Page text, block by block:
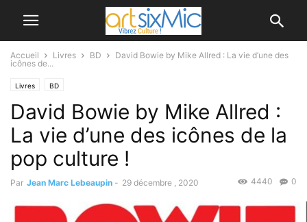
Accueil Livres BD
David Bowie by Mike Allred : La vie d’une des
icônes de...
Livres BD
David Bowie by Mike Allred :
La vie d’une des icônes de la
pop culture !
Par Jean Marc Lebeaupin - 29 décembre , 2020 0
4440